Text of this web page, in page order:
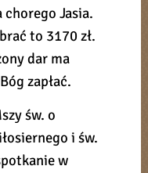
chorego Jasia.
to 3170 zł.
dar ma
zapłać.
św. o
i św.
w